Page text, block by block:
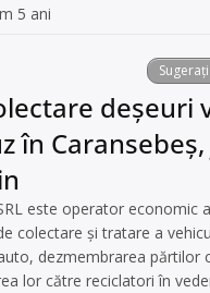
5 ani
deșeuri
în
este operator economic
colectare şi tratare a
dezmembrarea părtilor
lor către reciclatori în